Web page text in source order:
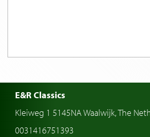
E&R Classics
Kleiweg 1 5145NA Waalwijk, The
0031416751393